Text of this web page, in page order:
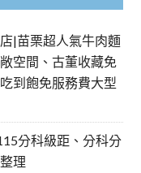
|苗栗超人氣牛肉麵
空間、古董收藏免
到飽免服務費大型
分科級距、分科分
理